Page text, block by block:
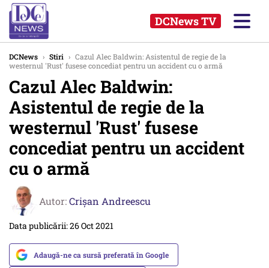
DCNews TV
DCNews › Stiri › Cazul Alec Baldwin: Asistentul de regie de la
westernul 'Rust' fusese concediat pentru un accident cu o armă
Cazul Alec Baldwin:
Asistentul de regie de la
westernul 'Rust' fusese
concediat pentru un accident
cu o armă
Autor:Crişan Andreescu
Data publicării: 26 Oct 2021
Adaugă-ne ca sursă preferată în Google